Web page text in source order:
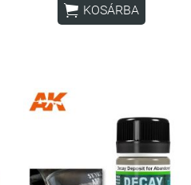
 KOSÁRBA